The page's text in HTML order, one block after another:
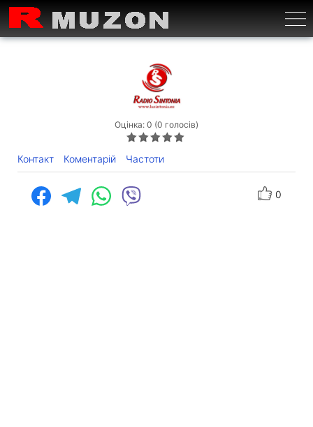
Оцінка: 0 (0 голосів)
Контакт Коментарій Частоти
0